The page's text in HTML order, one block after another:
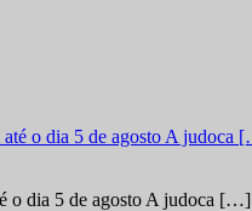
o dia 5 de agosto A judoca […]